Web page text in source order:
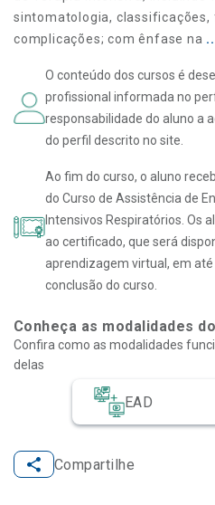
sintomatologia, classificações,
complicações; com ênfase na
O conteúdo dos cursos é
profissional informada no
responsabilidade do aluno a
do perfil descrito no site.
Ao fim do curso, o aluno
do Curso de Assistência de
Intensivos Respiratórios. Os
ao certificado, que será
aprendizagem virtual, em
conclusão do curso.
Conheça as modalidades
EAD
Confira como as modalidades
delas
Compartilhe